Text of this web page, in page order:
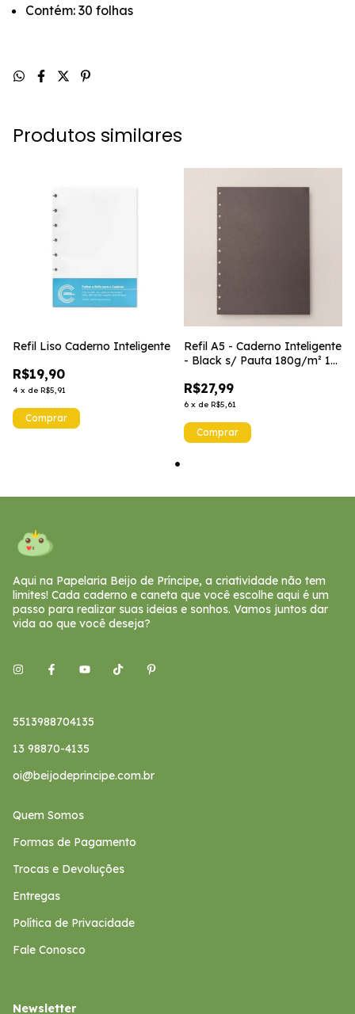
Contém: 30 folhas
Produtos similares
Refil Liso Caderno Inteligente
R$19,90
4 x de R$5,91
Refil A5 - Caderno Inteligente
- Black s/ Pauta 180g/m² 10
R$27,99
6 x de R$5,61
Aqui na Papelaria Beijo de Príncipe, a criatividade não tem
limites! Cada caderno e caneta que você escolhe aqui é um
passo para realizar suas ideias e sonhos. Vamos juntos dar
vida ao que você deseja?
5513988704135
13 98870-4135
oi@beijodeprincipe.com.br
Quem Somos
Formas de Pagamento
Trocas e Devoluções
Entregas
Política de Privacidade
Fale Conosco
Newsletter